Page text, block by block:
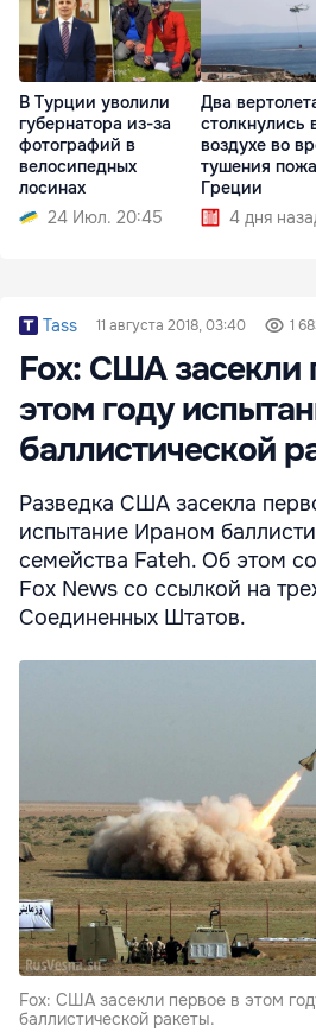
В Турции уволили
губернатора из-за
фотографий в
велосипедных
лосинах
24 Июл. 20:45
Два
столкнулись
воздухе во
тушения
Греции
4 дня
Tass 11 августа 2018, 03:40 1
Fox: США засекли
этом году
баллистической
Разведка США засекла
испытание Ираном
семейства Fateh. Об этом
Fox News со ссылкой на
Соединенных Штатов.
Fox: США засекли первое в этом
баллистической ракеты.